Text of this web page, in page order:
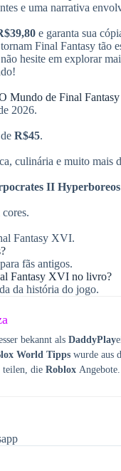
e uma narrativa
e garanta sua
Final Fantasy tão
hesite em explorar
Mundo de Final
2026.
R$45.
culinária e muito mais
II Hyperboreos
Fantasy XVI.
fãs antigos.
Fantasy XVI no livro?
da história do jogo.
bekannt als DaddyPlay
World Tipps wurde aus
teilen, die Roblox Angebote.